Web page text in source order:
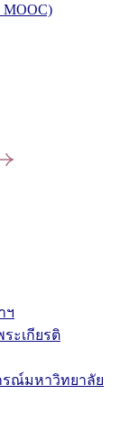
ฯ
ะเกียรติ
รณ์มหาวิทยาลัย